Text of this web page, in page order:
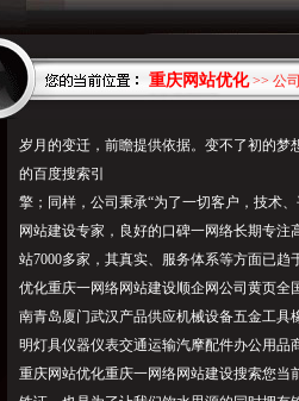
重庆网站优化>> 公
岁月的变迁 ，前瞻提供依据。变不了初的
的百度搜索引
擎；同样，公司秉承“为了一切客户，技术
网站建设专家，良好的口碑一网络长期专
站7000多家，其真实、服务体系等方面已
优化重庆一网络网站建设顺企网公司黄页全
南青岛厦门武汉产品供应机械设备五金工具
明灯具仪器仪表交通运输汽摩配件办公用品
重庆网站优化重庆一网络网站建设搜索您